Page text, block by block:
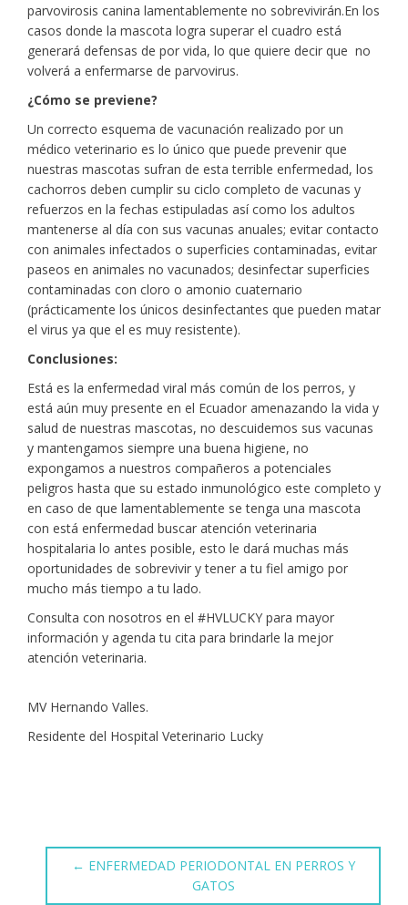
parvovirosis canina lamentablemente no sobrevivirán.En los
casos donde la mascota logra superar el cuadro está
generará defensas de por vida, lo que quiere decir que no
volverá a enfermarse de parvovirus.
¿Cómo se previene?
Un correcto esquema de vacunación realizado por un
médico veterinario es lo único que puede prevenir que
nuestras mascotas sufran de esta terrible enfermedad, los
cachorros deben cumplir su ciclo completo de vacunas y
refuerzos en la fechas estipuladas así como los adultos
mantenerse al día con sus vacunas anuales; evitar contacto
con animales infectados o superficies contaminadas, evitar
paseos en animales no vacunados; desinfectar superficies
contaminadas con cloro o amonio cuaternario
(prácticamente los únicos desinfectantes que pueden matar
el virus ya que el es muy resistente).
Conclusiones:
Está es la enfermedad viral más común de los perros, y
está aún muy presente en el Ecuador amenazando la vida y
salud de nuestras mascotas, no descuidemos sus vacunas
y mantengamos siempre una buena higiene, no
expongamos a nuestros compañeros a potenciales
peligros hasta que su estado inmunológico este completo y
en caso de que lamentablemente se tenga una mascota
con está enfermedad buscar atención veterinaria
hospitalaria lo antes posible, esto le dará muchas más
oportunidades de sobrevivir y tener a tu fiel amigo por
mucho más tiempo a tu lado.
Consulta con nosotros en el #HVLUCKY para mayor
información y agenda tu cita para brindarle la mejor
atención veterinaria.
MV Hernando Valles.
Residente del Hospital Veterinario Lucky
← ENFERMEDAD PERIODONTAL EN PERROS Y
GATOS